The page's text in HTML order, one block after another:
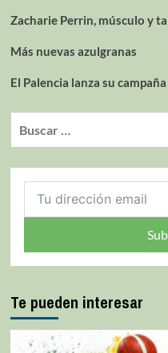
Zacharie Perrin, músculo y
Más nuevas azulgranas
El Palencia lanza su
Te pueden interesar